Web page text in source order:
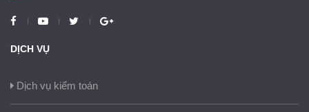
DỊCH VỤ
Dịch vụ kiểm toán